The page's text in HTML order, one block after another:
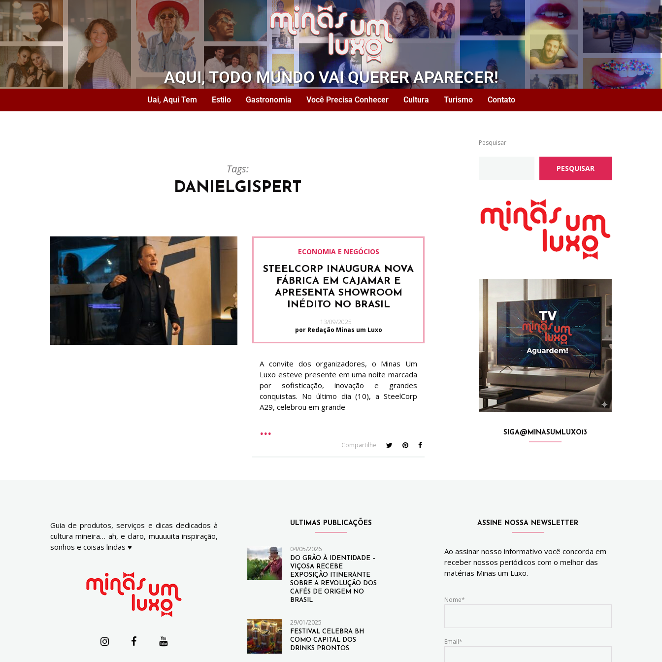
AQUI, TODO MUNDO VAI QUERER APARECER!
Uai, Aqui Tem Estilo Gastronomia Você Precisa Conhecer Cultura Turismo Contato
Tags:
DANIELGISPERT
ECONOMIA E NEGÓCIOS
STEELCORP INAUGURA NOVA
FÁBRICA EM CAJAMAR E
APRESENTA SHOWROOM
INÉDITO NO BRASIL
13/09/2025
por Redação Minas um Luxo
A convite dos organizadores, o Minas Um
Luxo esteve presente em uma noite marcada
por sofisticação, inovação e grandes
conquistas. No último dia (10), a SteelCorp
A29, celebrou em grande
Compartilhe
Pesquisar
PESQUISAR
SIGA@MINASUMLUXO13
Guia de produtos, serviços e dicas dedicados à
cultura mineira… ah, e claro, muuuuita inspiração,
sonhos e coisas lindas ♥
ULTIMAS PUBLICAÇÕES
04/05/2026
DO GRÃO À IDENTIDADE –
VIÇOSA RECEBE
EXPOSIÇÃO ITINERANTE
SOBRE A REVOLUÇÃO DOS
CAFÉS DE ORIGEM NO
BRASIL
29/01/2025
FESTIVAL CELEBRA BH
COMO CAPITAL DOS
DRINKS PRONTOS
ASSINE NOSSA NEWSLETTER
Ao assinar nosso informativo você concorda em
receber nossos periódicos com o melhor das
matérias Minas um Luxo.
Nome*
Email*